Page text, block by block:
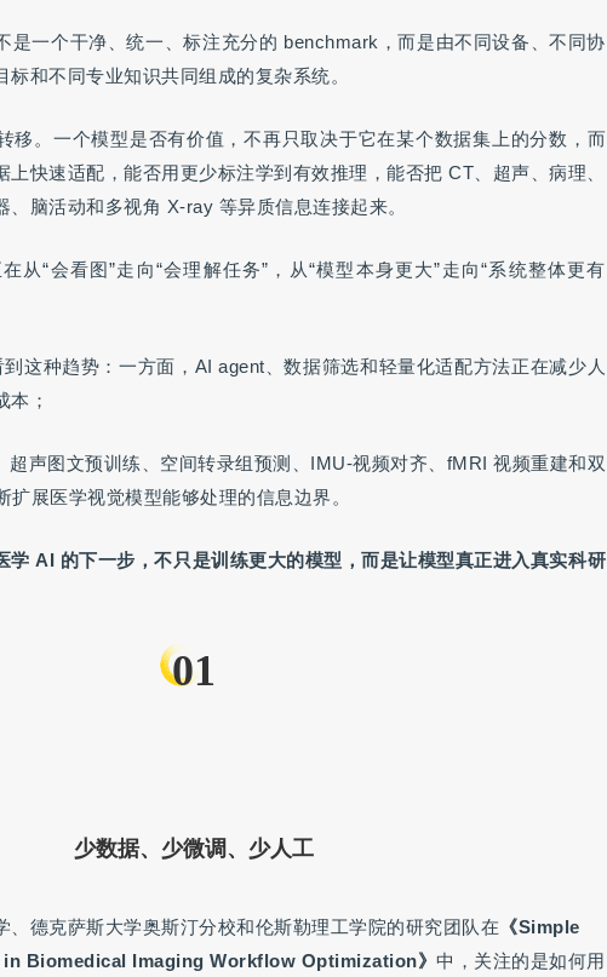
是一个干净、统一、标注充分的 benchmark，而是由不同设备、不同协
和不同专业知识共同组成的复杂系统。
移。一个模型是否有价值，不再只取决于它在某个数据集上的分数，而
快速适配，能否用更少标注学到有效推理，能否把 CT、超声、病理、
脑活动和多视角 X-ray 等异质信息连接起来。
从“会看图”走向“会理解任务”，从“模型本身更大”走向“系统整体更有
这种趋势：一方面，AI agent、数据筛选和轻量化适配方法正在减少人
本；
超声图文预训练、空间转录组预测、IMU-视频对齐、fMRI 视频重建和双
展医学视觉模型能够处理的信息边界。
学 AI 的下一步，不只是训练更大的模型，而是让模型真正进入真实科研
01
少数据、少微调、少人工
、德克萨斯大学奥斯汀分校和伦斯勒理工学院的研究团队在 《Simple
Biomedical Imaging Workflow Optimization》 中，关注的是如何用